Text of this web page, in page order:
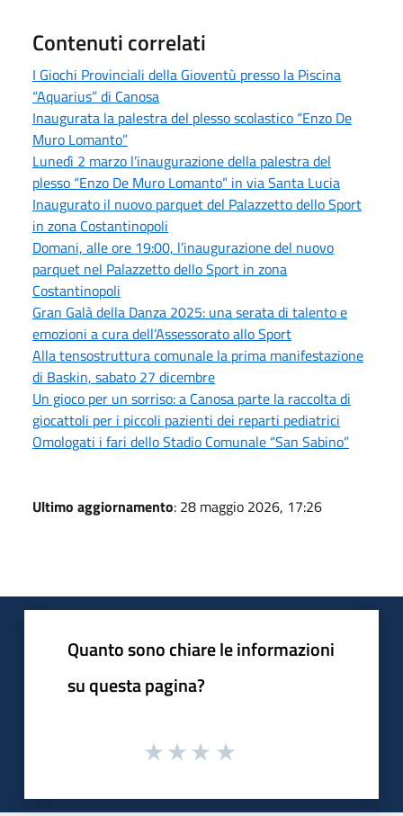
Contenuti correlati
I Giochi Provinciali della Gioventù presso la Piscina
“Aquarius” di Canosa
Inaugurata la palestra del plesso scolastico “Enzo De
Muro Lomanto”
Lunedì 2 marzo l’inaugurazione della palestra del
plesso “Enzo De Muro Lomanto” in via Santa Lucia
Inaugurato il nuovo parquet del Palazzetto dello Sport
in zona Costantinopoli
Domani, alle ore 19:00, l’inaugurazione del nuovo
parquet nel Palazzetto dello Sport in zona
Costantinopoli
Gran Galà della Danza 2025: una serata di talento e
emozioni a cura dell’Assessorato allo Sport
Alla tensostruttura comunale la prima manifestazione
di Baskin, sabato 27 dicembre
Un gioco per un sorriso: a Canosa parte la raccolta di
giocattoli per i piccoli pazienti dei reparti pediatrici
Omologati i fari dello Stadio Comunale “San Sabino”
Ultimo aggiornamento: 28 maggio 2026, 17:26
Quanto sono chiare le informazioni
su questa pagina?